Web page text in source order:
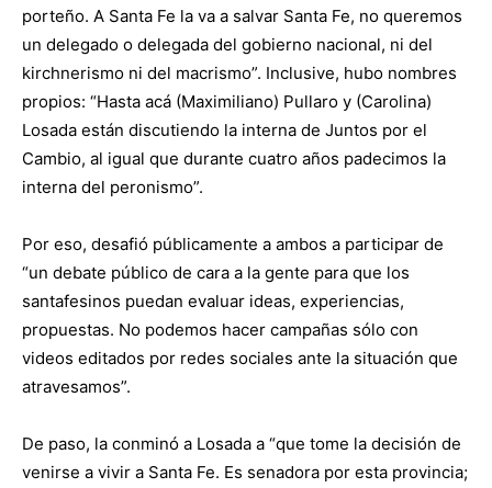
porteño. A Santa Fe la va a salvar Santa Fe, no queremos
un delegado o delegada del gobierno nacional, ni del
kirchnerismo ni del macrismo”. Inclusive, hubo nombres
propios: “Hasta acá (Maximiliano) Pullaro y (Carolina)
Losada están discutiendo la interna de Juntos por el
Cambio, al igual que durante cuatro años padecimos la
interna del peronismo”.
Por eso, desafió públicamente a ambos a participar de
“un debate público de cara a la gente para que los
santafesinos puedan evaluar ideas, experiencias,
propuestas. No podemos hacer campañas sólo con
videos editados por redes sociales ante la situación que
atravesamos”.
De paso, la conminó a Losada a “que tome la decisión de
venirse a vivir a Santa Fe. Es senadora por esta provincia;